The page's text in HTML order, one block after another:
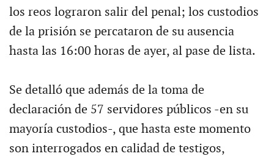
los reos lograron salir del penal; los custodios
de la prisión se percataron de su ausencia
hasta las 16:00 horas de ayer, al pase de lista.
Se detalló que además de la toma de
declaración de 57 servidores públicos -en su
mayoría custodios-, que hasta este momento
son interrogados en calidad de testigos,